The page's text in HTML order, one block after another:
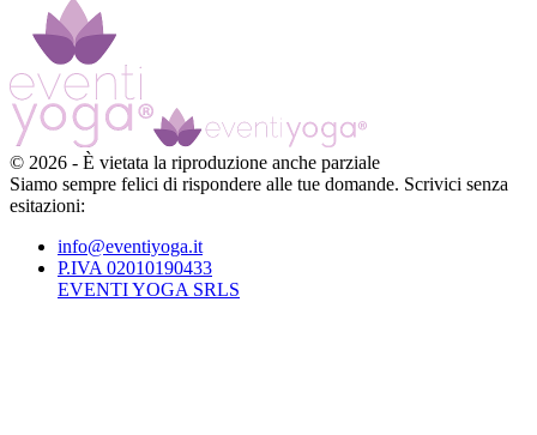
© 2026 - È vietata la riproduzione anche parziale
Siamo sempre felici di rispondere alle tue domande. Scrivici senza
esitazioni:
info@eventiyoga.it
P.IVA 02010190433
EVENTI YOGA SRLS